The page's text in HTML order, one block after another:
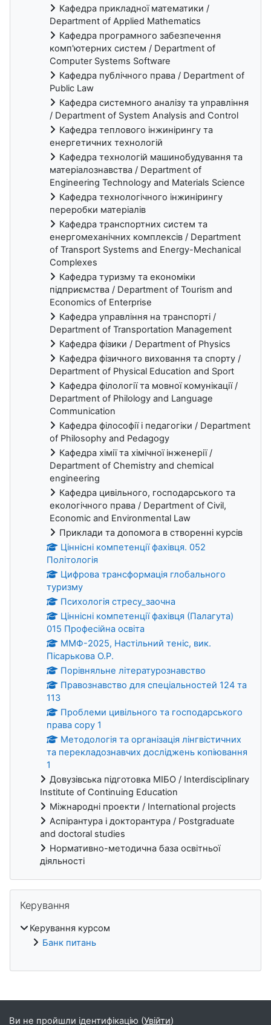
Кафедра прикладної математики /
Department of Applied Mathematics
Кафедра програмного забезпечення
комп'ютерних систем / Department of
Computer Systems Software
Кафедра публічного права / Department of
Public Law
Кафедра системного аналізу та управління
/ Department of System Analysis and Control
Кафедра теплового інжинірингу та
енергетичних технологій
Кафедра технологій машинобудування та
матеріалознавства / Department of
Engineering Technology and Materials Science
Кафедра технологічного інжинірингу
переробки матеріалів
Кафедра транспортних систем та
енергомеханічних комплексів / Department
of Transport Systems and Energy-Mechanical
Complexes
Кафедра туризму та економіки
підприємства / Department of Tourism and
Economics of Enterprise
Кафедра управління на транспорті /
Department of Transportation Management
Кафедра фізики / Department of Physics
Кафедра фізичного виховання та спорту /
Department of Physical Education and Sport
Кафедра філології та мовної комунікації /
Department of Philology and Language
Communication
Кафедра філософії і педагогіки / Department
of Philosophy and Pedagogy
Кафедра хімії та хімічної інженерії /
Department of Chemistry and chemical
engineering
Кафедра цивільного, господарського та
екологічного права / Department of Civil,
Economic and Environmental Law
Приклади та допомога в створенні курсів
Ціннісні компетенції фахівця. 052
Політологія
Цифрова трансформація глобального
туризму
Психологія стресу_заочна
Ціннісні компетенції фахівця (Палагута)
015 Професійна освіта
ММФ-2025, Настільний теніс, вик.
Пісарькова О.Р.
Порівняльне літературознавство
Правознавство для спеціальностей 124 та
113
Проблеми цивільного та господарського
права copy 1
Методологія та організація лінгвістичних
та перекладознавчих досліджень копіювання
1
Довузівська підготовка МІБО / Interdisciplinary
Institute of Continuing Education
Міжнародні проекти / International projects
Аспірантура і докторантура / Postgraduate
and doctoral studies
Нормативно-методична база освітньої
діяльності
Керування
Керування курсом
Банк питань
Блоки
Ви не пройшли ідентифікацію (Увійти)